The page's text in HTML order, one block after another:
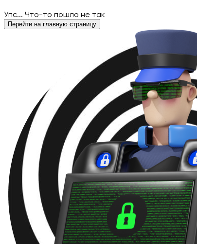
Упс... Что-то пошло не так
Перейти на главную страницу